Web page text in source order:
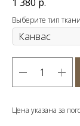
1 380 р.
Выберите тип ткани
Цена указана за